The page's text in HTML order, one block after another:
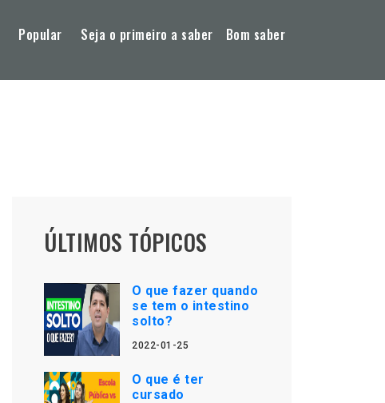
Popular Seja o primeiro a saber Bom saber
ÚLTIMOS TÓPICOS
O que fazer quando
se tem o intestino
solto?
2022-01-25
O que é ter
cursado